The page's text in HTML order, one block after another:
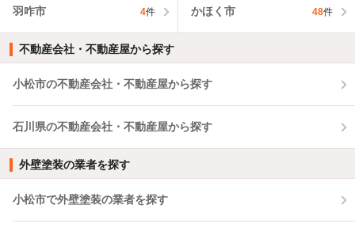
羽咋市 4件 かほく市 48件
不動産会社・不動産屋から探す
小松市の不動産会社・不動産屋から探す
石川県の不動産会社・不動産屋から探す
外壁塗装の業者を探す
小松市で外壁塗装の業者を探す